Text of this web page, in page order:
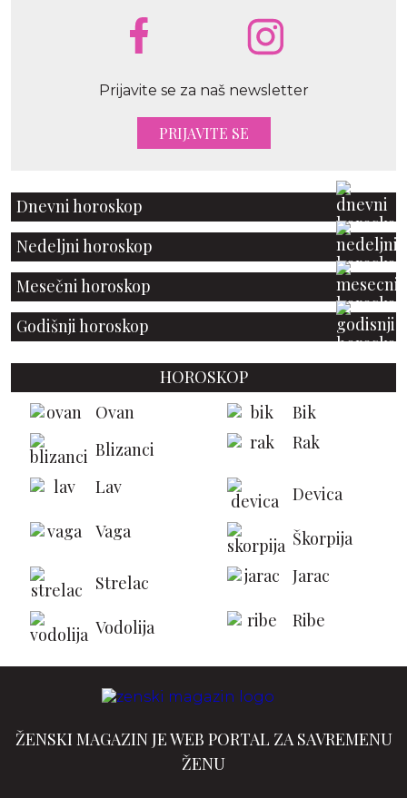
Prijavite se za naš newsletter
PRIJAVITE SE
Dnevni horoskop
Nedeljni horoskop
Mesečni horoskop
Godišnji horoskop
HOROSKOP
Ovan
Bik
Blizanci
Rak
Lav
Devica
Vaga
Škorpija
Strelac Jarac
Vodolija Ribe
ŽENSKI MAGAZIN JE WEB PORTAL ZA SAVREMENU
ŽENU